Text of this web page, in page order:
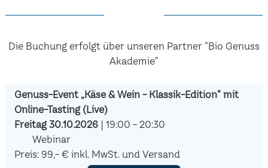
Die Buchung erfolgt über unseren Partner "Bio Genuss
Akademie"
Genuss-Event „Käse & Wein - Klassik-Edition" mit
Online-Tasting (Live)
Freitag 30.10.2026| 19:00 - 20:30
Webinar
Preis: 99,- € inkl. MwSt. und Versand